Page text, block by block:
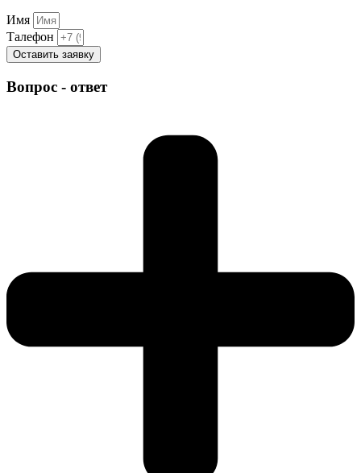
Имя
Талефон
Оставить заявку
Вопрос - ответ